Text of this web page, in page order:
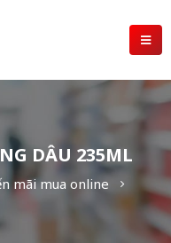
DÂU 235ML
mãi mua online